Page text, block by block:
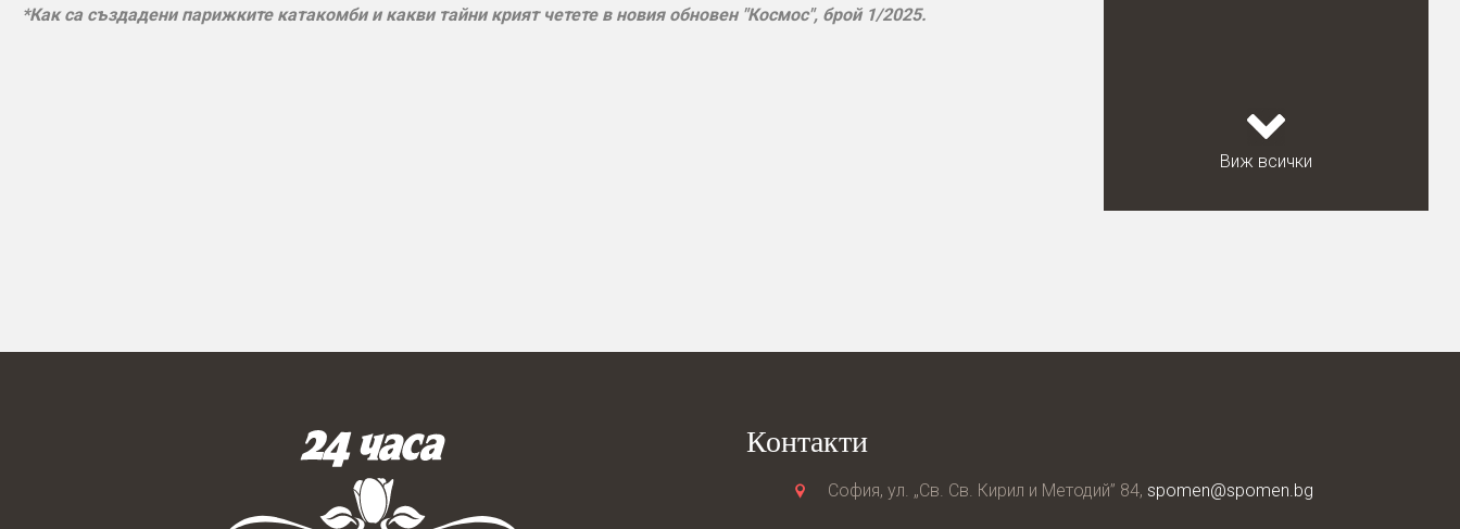
*Как са създадени парижките катакомби и какви тайни крият четете в новия обновен "Космос", брой 1/2025.
Виж всички
Контакти
София, ул. „Св. Св. Кирил и Методий” 84, spomen@spomen.bg